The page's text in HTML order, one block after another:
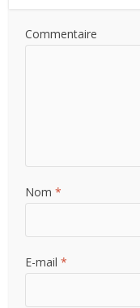
Commentaire
Nom*
E-mail*